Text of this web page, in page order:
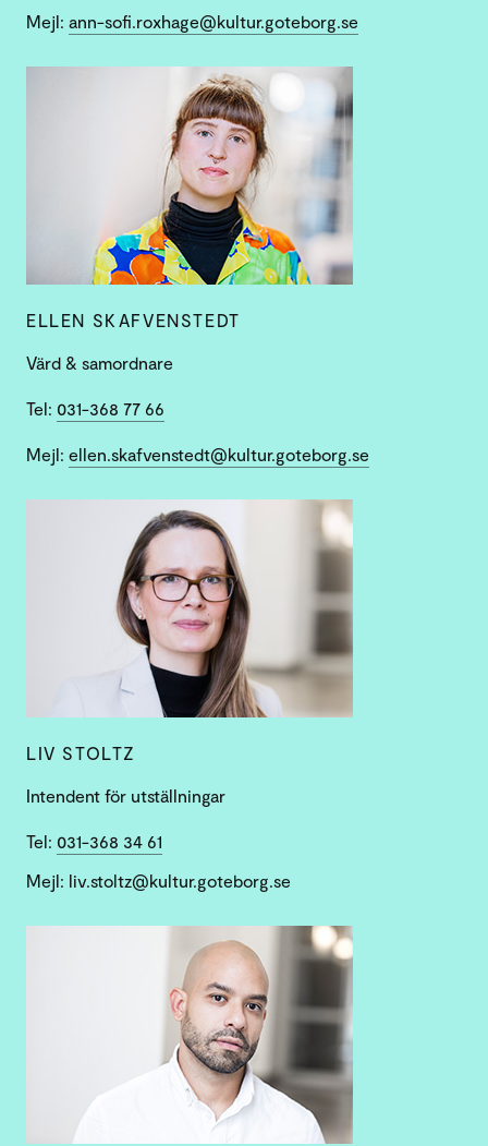
Mejl: ann-sofi.roxhage@kultur.goteborg.se
ELLEN SKAFVENSTEDT
Värd & samordnare
Tel: 031-368 77 66
Mejl: ellen.skafvenstedt@kultur.goteborg.se
LIV STOLTZ
Intendent för utställningar
Tel: 031-368 34 61
Mejl: liv.stoltz@kultur.goteborg.se